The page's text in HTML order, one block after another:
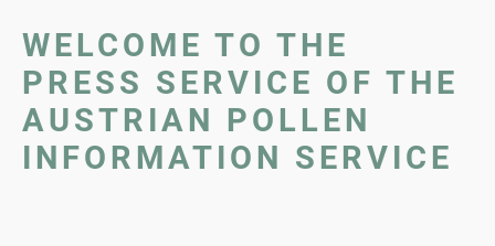
WELCOME TO THE
PRESS SERVICE OF THE
AUSTRIAN POLLEN
INFORMATION SERVICE